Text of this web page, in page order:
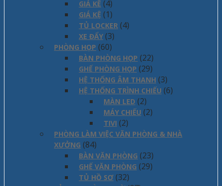
GIÁ KÊ (4)
GIÁ KỆ (1)
TỦ LOCKER (4)
XE ĐẨY (3)
PHÒNG HỌP (60)
BÀN PHÒNG HỌP (22)
GHẾ PHÒNG HỌP (29)
HỆ THỐNG ÂM THANH (3)
HỆ THỐNG TRÌNH CHIẾU (6)
MÀN LED (2)
MÁY CHIẾU (2)
TIVI (2)
PHÒNG LÀM VIỆC VĂN PHÒNG & NHÀ
XƯỞNG (84)
BÀN VĂN PHÒNG (23)
GHẾ VĂN PHÒNG (29)
TỦ HỒ SƠ (32)